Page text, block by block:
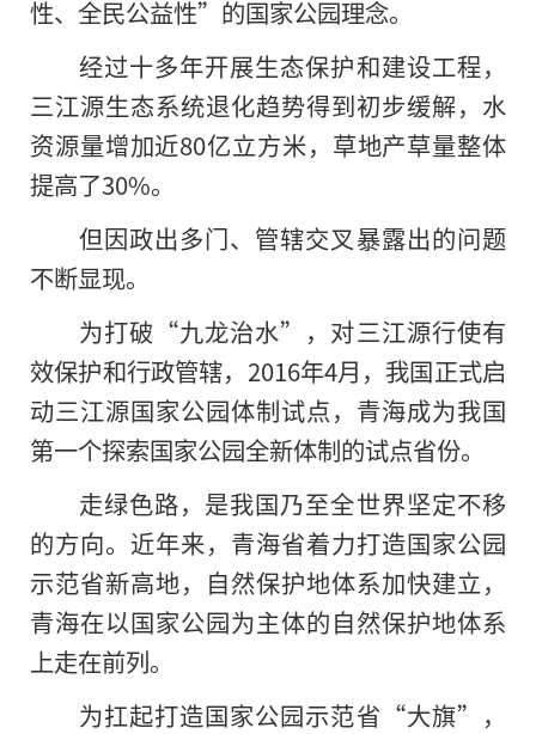
性、全民公益性”的国家公园理念。
经过十多年开展生态保护和建设工程，
三江源生态系统退化趋势得到初步缓解，水
资源量增加近80亿立方米，草地产草量整体
提高了30%。
但因政出多门、管辖交叉暴露出的问题
不断显现。
为打破“九龙治水”，对三江源行使有
效保护和行政管辖，2016年4月，我国正式启
动三江源国家公园体制试点，青海成为我国
第一个探索国家公园全新体制的试点省份。
走绿色路，是我国乃至全世界坚定不移
的方向。近年来，青海省着力打造国家公园
示范省新高地，自然保护地体系加快建立，
青海在以国家公园为主体的自然保护地体系
上走在前列。
为扛起打造国家公园示范省“大旗”，